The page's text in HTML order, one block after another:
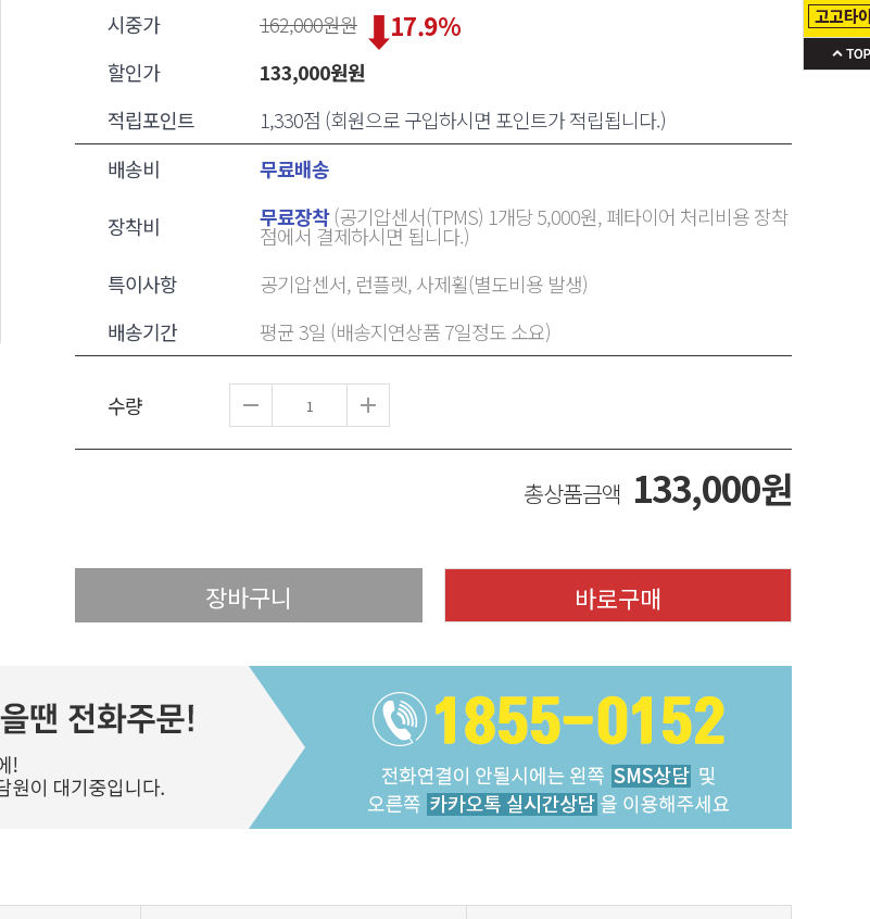
시중가
162,000원원
할인가
133,000원원
17.9%
적립포인트
1,330점 (회원으로 구입하시면 포인트가 적립됩니다.)
배송비
무료배송
장착비 무료장착(공기압센서(TPMS) 1개당 5,000원, 폐타이어 처리비용 장착
점에서 결제하시면 됩니다.)
특이사항
공기압센서, 런플렛, 사제휠(별도비용 발생)
배송기간
평균 3일 (배송지연상품 7일정도 소요)
수량
총상품금액 133,000원